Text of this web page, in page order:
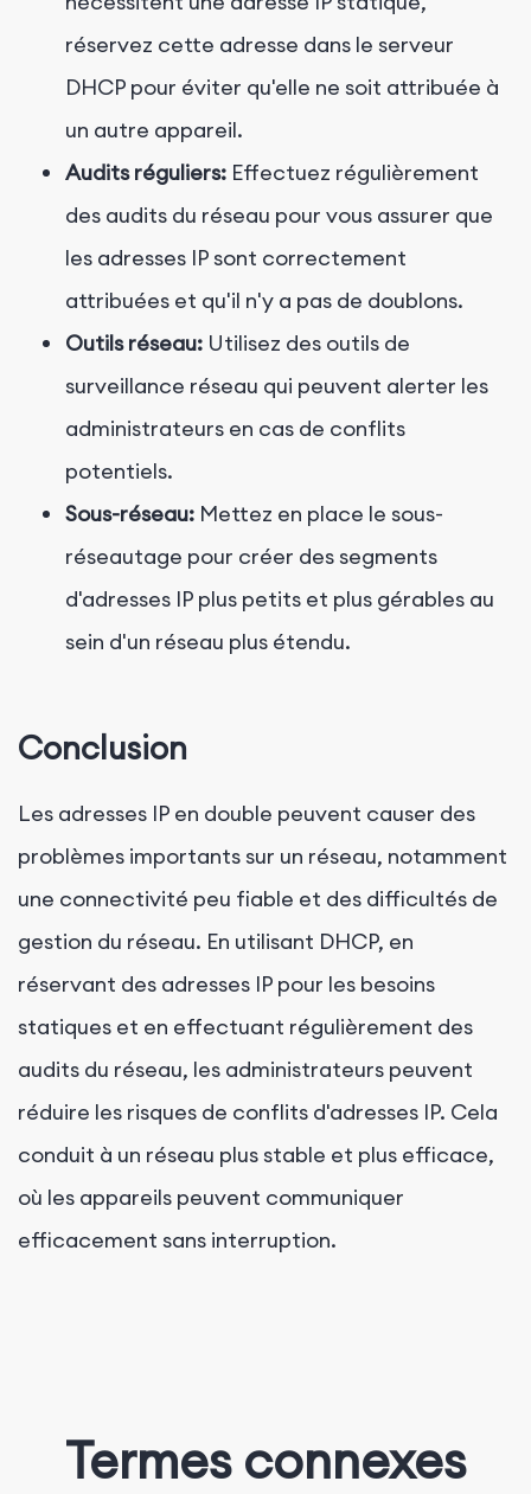
réservez cette adresse dans le serveur
DHCP pour éviter qu'elle ne soit attribuée à
un autre appareil.
Audits réguliers: Effectuez régulièrement
des audits du réseau pour vous assurer que
les adresses IP sont correctement
attribuées et qu'il n'y a pas de doublons.
Outils réseau: Utilisez des outils de
surveillance réseau qui peuvent alerter les
administrateurs en cas de conflits
potentiels.
Sous-réseau: Mettez en place le sous-
réseautage pour créer des segments
d'adresses IP plus petits et plus gérables au
sein d'un réseau plus étendu.
Conclusion
Les adresses IP en double peuvent causer des
problèmes importants sur un réseau, notamment
une connectivité peu fiable et des difficultés de
gestion du réseau. En utilisant DHCP, en
réservant des adresses IP pour les besoins
statiques et en effectuant régulièrement des
audits du réseau, les administrateurs peuvent
réduire les risques de conflits d'adresses IP. Cela
conduit à un réseau plus stable et plus efficace,
où les appareils peuvent communiquer
efficacement sans interruption.
Termes connexes